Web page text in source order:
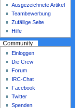
Ausgezeichnete Artikel
Teambewerbung
Zufällige Seite
Hilfe
Community
Einloggen
Die Crew
Forum
IRC-Chat
Facebook
Twitter
Spenden